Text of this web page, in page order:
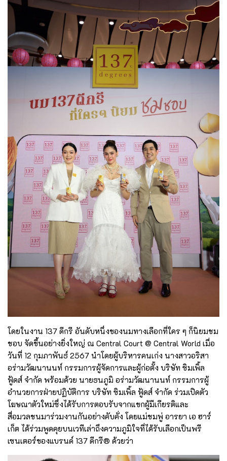
โดยในงาน 137 ดีกรี อันดับหนึ่งของนมทางเลือกที่ใคร ๆ ก็นิยมชม
ชอบ จัดขึ้นอย่างยิ่งใหญ่ ณ Central Court @ Central World เมื่อ
วันที่ 12 กุมภาพันธ์ 2567 นำโดยผู้บริหารคนเก่ง นางสาวอริสา
อร่ามวัฒนานนท์ กรรมการผู้จัดการและผู้ก่อตั้ง บริษัท ซิมเพิ้ล
ฟู้ดส์ จำกัด พร้อมด้วย นายธนภูมิ อร่ามวัฒนานนท์ กรรมการผู้
อำนวยการฝ่ายปฏิบัติการ บริษัท ซิมเพิ้ล ฟู้ดส์ จำกัด ร่วมเปิดตัว
โฆษณาตัวใหม่ซึ่งได้รับการตอบรับจากแขกผู้มีเกียรติและ
สื่อมวลชนมาร่วมงานกันอย่างคับคั่ง โดยแม่ชมพู่ อารยา เอ ฮาร์
เก็ต ได้ร่วมพูดคุยบนเวทีเล่าถึงความภูมิใจที่ได้รับเลือกเป็นพรี
เซนเตอร์ของแบรนด์ 137 ดีกรี® ด้วยว่า